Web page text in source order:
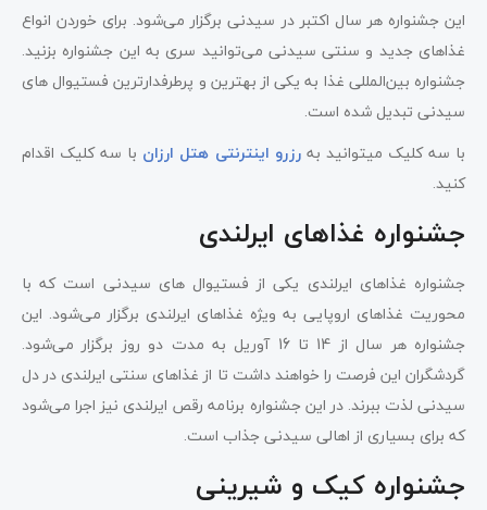
این جشنواره هر سال اکتبر در سیدنی برگزار می‌شود. برای خوردن انواع
غذاهای جدید و سنتی سیدنی می‌توانید سری به این جشنواره بزنید.
جشنواره بین‌المللی غذا به یکی از بهترین و پرطرفدارترین فستیوال های
سیدنی تبدیل شده است.
با سه کلیک میتوانید بهرزرو اینترنتی هتل ارزان با سه کلیک اقدام
کنید.
جشنواره غذاهای ایرلندی
جشنواره غذاهای ایرلندی یکی از فستیوال های سیدنی است که با
محوریت غذاهای اروپایی به ویژه غذاهای ایرلندی برگزار می‌شود. این
جشنواره هر سال از 14 تا 16 آوریل به مدت دو روز برگزار می‌شود.
گردشگران این فرصت را خواهند داشت تا از غذاهای سنتی ایرلندی در دل
سیدنی لذت ببرند. در این جشنواره برنامه رقص ایرلندی نیز اجرا می‌شود
که برای بسیاری از اهالی سیدنی جذاب است.
جشنواره کیک و شیرینی